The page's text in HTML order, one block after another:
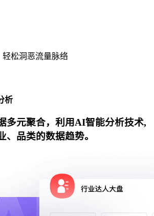
松洞恶流量脉络
析
多元聚合，利用AI智能分析技术,
、品类的数据趋势。